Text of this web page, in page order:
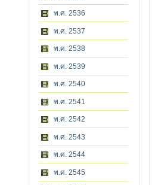
พ.ศ. 2536
พ.ศ. 2537
พ.ศ. 2538
พ.ศ. 2539
พ.ศ. 2540
พ.ศ. 2541
พ.ศ. 2542
พ.ศ. 2543
พ.ศ. 2544
พ.ศ. 2545